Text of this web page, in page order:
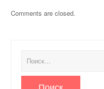
Comments are closed.